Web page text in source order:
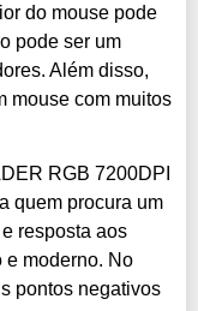
do mouse pode
pode ser um
Além disso,
mouse com muitos
RGB 7200DPI
quem procura um
resposta aos
e moderno. No
pontos negativos